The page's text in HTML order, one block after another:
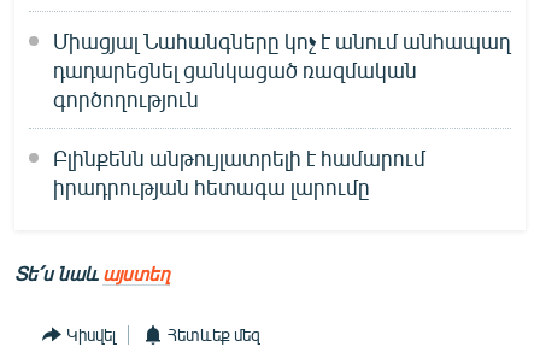
Միացյալ Նահանգները կոչ է անում անհապաղ
դադարեցնել ցանկացած ռազմական
գործողություն
Բլինքենն անթույլատրելի է համարում
իրադրության հետագա լարումը
Տե՛ս նաև այստեղ
Կիսվել Հետևեք մեզ